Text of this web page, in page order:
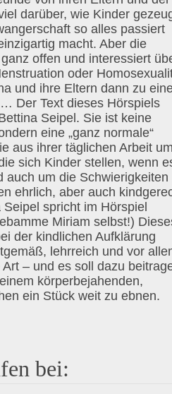
darüber, wie Kinder
so alles passiert
macht. Aber die
offen und interessiert
oder
und ihre Eltern dann zu
Der Text dieses Hörspiels
Seipel. Sie ist keine
eine „ganz normale“
aus ihrer täglichen Arbeit
sich Kinder stellen, wenn
auch um die Schwierigkeiten
ehrlich, aber auch
spricht im Hörspiel
Miriam selbst!)
der kindlichen Aufklärung
lehrreich und vor
– und es soll dazu
körperbejahenden,
ein Stück weit zu ebnen.
bei: